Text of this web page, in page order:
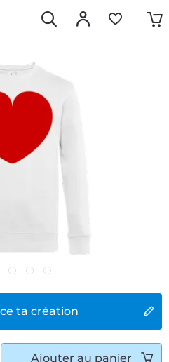
ta création
Ajouter au panier